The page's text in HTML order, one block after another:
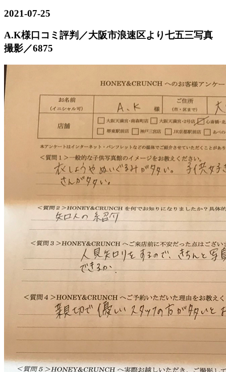
2021-07-25
A.K様口コミ評判／大阪市浪速区より七五三写真
撮影／6875